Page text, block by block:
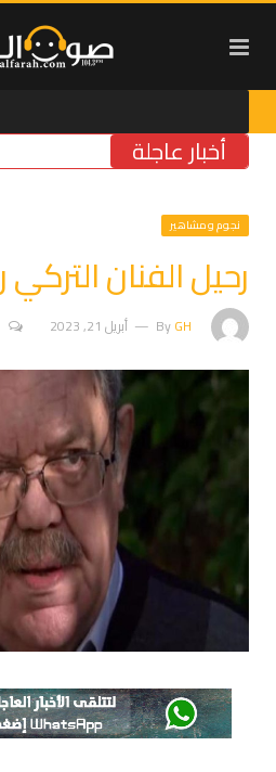
أخبار عاجلة
نجوم ومشاهير
رحيل الفنان التركي
ByGH أبريل 21, 2023